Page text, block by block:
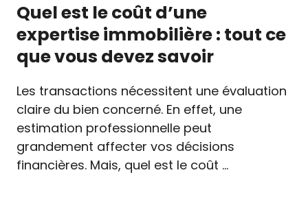
Quel est le coût d’une
expertise immobilière : tout ce
que vous devez savoir
Les transactions nécessitent une évaluation
claire du bien concerné. En effet, une
estimation professionnelle peut
grandement affecter vos décisions
financières. Mais, quel est le coût …